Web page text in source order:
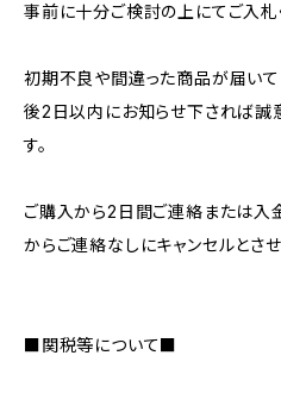
事前に十分ご検討の上にてご入札
初期不良や間違った商品が届い
後2日以内にお知らせ下されば誠
す。
ご購入から2日間ご連絡または入
からご連絡なしにキャンセルとさ
■関税等について■